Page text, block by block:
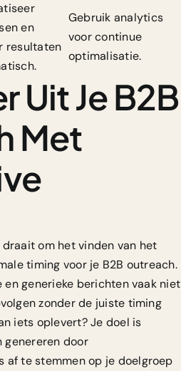
en
resultaten
Gebruik analytics
voor continue
optimalisatie.
Uit Je B2B
Met
om het vinden van het
timing voor je B2B outreach.
en generieke berichten vaak niet
zonder de juiste timing
iets oplevert? Je doel is
genereren door
af te stemmen op je doelgroep